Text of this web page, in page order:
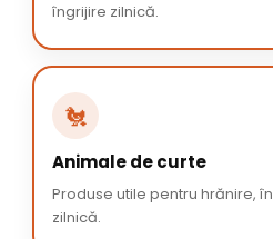
îngrijire zilnică.
🐔
Animale de curte
Produse utile pentru hrănire,
zilnică.